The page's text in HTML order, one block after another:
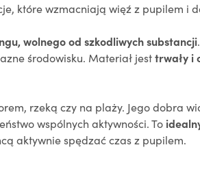
które wzmacniają więź z pupilem i
wolnego od szkodliwych substancji
środowisku. Materiał jesttrwały i
rzeką czy na plaży. Jego dobra
wspólnych aktywności. To
aktywnie spędzać czas z pupilem.